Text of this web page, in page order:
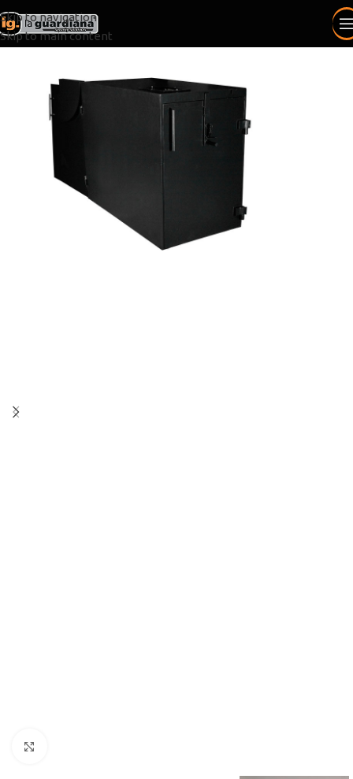
Skip to navigation
Skip to main content